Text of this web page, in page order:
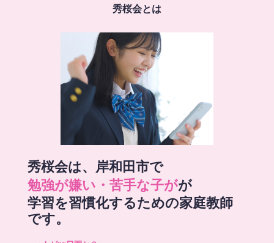
秀桜会とは
秀桜会は、岸和田市で
勉強が嫌い・苦手な子がが
学習を習慣化するための家庭教師
です。